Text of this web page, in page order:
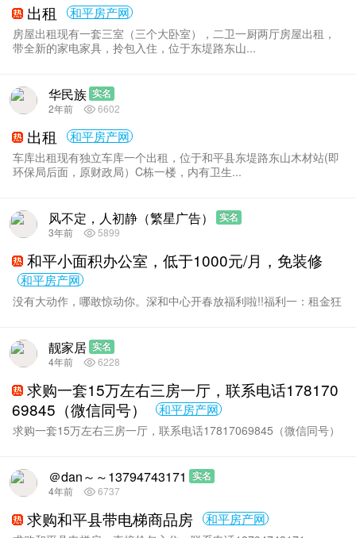
出租 和平房产网
房屋出租现有一套三室（三个大卧室），二卫一厨两厅房屋出租，
带全新的家电家具，拎包入住，位于东堤路东山...
实名
华民族
2年前 6602
出租 和平房产网
车库出租现有独立车库一个出租，位于和平县东堤路东山木材站(即
环保局后面，原财政局）C栋一楼，内有卫生...
实名
风不定，人初静（繁星广告）
3年前 5899
和平小面积办公室，低于1000元/月，免装修
和平房产网
没有大动作，哪敢惊动你。深和中心开春放福利啦!!福利一：租金狂
实名
靓家居
4年前 6228
求购一套15万左右三房一厅，联系电话178170
69845（微信同号）
和平房产网
求购一套15万左右三房一厅，联系电话17817069845（微信同号）
实名
＠dan～～13794743171
4年前 6737
求购和平县带电梯商品房 和平房产网